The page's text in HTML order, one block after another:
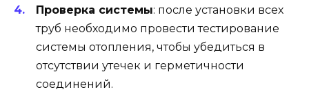
Проверка системы: после установки всех
труб необходимо провести тестирование
системы отопления, чтобы убедиться в
отсутствии утечек и герметичности
соединений.